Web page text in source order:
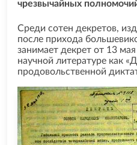
чрезвычайных
Среди сотен декретов,
после прихода
занимает декрет от 13
научной литературе как
продовольственной